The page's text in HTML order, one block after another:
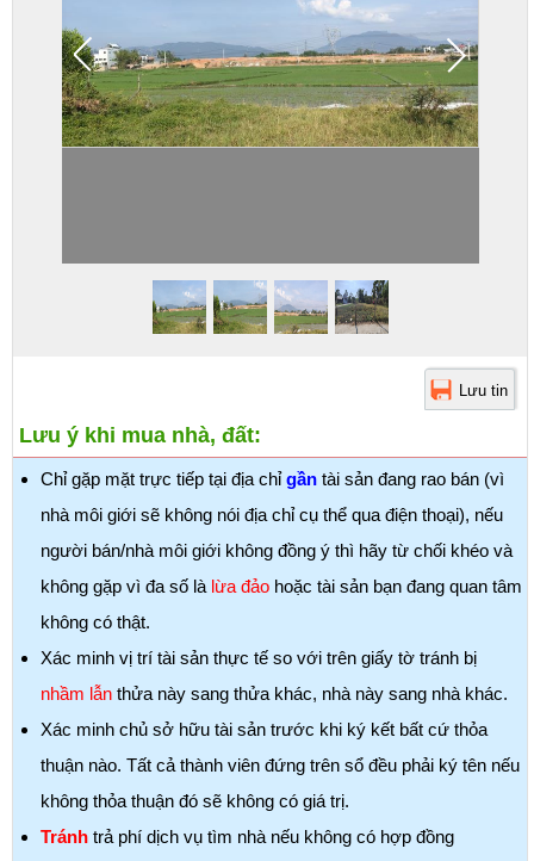
Lưu ý khi mua nhà, đất:
Chỉ gặp mặt trực tiếp tại địa chỉgần tài sản đang rao bán (vì
nhà môi giới sẽ không nói địa chỉ cụ thể qua điện thoại), nếu
người bán/nhà môi giới không đồng ý thì hãy từ chối khéo và
không gặp vì đa số là lừa đảo hoặc tài sản bạn đang quan tâm
không có thật.
Xác minh vị trí tài sản thực tế so với trên giấy tờ tránh bị
nhầm lẫn thửa này sang thửa khác, nhà này sang nhà khác.
Xác minh chủ sở hữu tài sản trước khi ký kết bất cứ thỏa
thuận nào. Tất cả thành viên đứng trên sổ đều phải ký tên nếu
không thỏa thuận đó sẽ không có giá trị.
Tránh trả phí dịch vụ tìm nhà nếu không có hợp đồng